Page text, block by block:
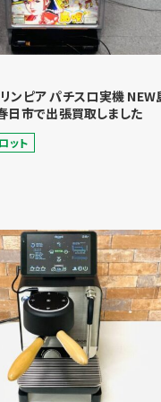
ンピア パチスロ実機 NEW
日市で出張買取しました
ット